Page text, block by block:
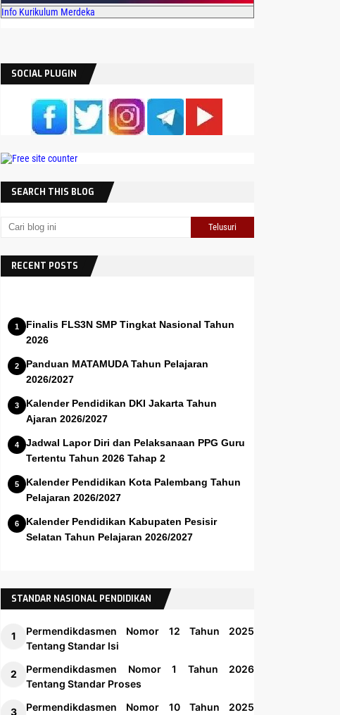
Info Kurikulum Merdeka
SOCIAL PLUGIN
SEARCH THIS BLOG
RECENT POSTS
Finalis FLS3N SMP Tingkat Nasional Tahun
2026
Panduan MATAMUDA Tahun Pelajaran
2026/2027
Kalender Pendidikan DKI Jakarta Tahun
Ajaran 2026/2027
Jadwal Lapor Diri dan Pelaksanaan PPG Guru
Tertentu Tahun 2026 Tahap 2
Kalender Pendidikan Kota Palembang Tahun
Pelajaran 2026/2027
Kalender Pendidikan Kabupaten Pesisir
Selatan Tahun Pelajaran 2026/2027
STANDAR NASIONAL PENDIDIKAN
Permendikdasmen Nomor 12 Tahun 2025
Tentang Standar Isi
Permendikdasmen Nomor 1 Tahun 2026
Tentang Standar Proses
Permendikdasmen Nomor 10 Tahun 2025